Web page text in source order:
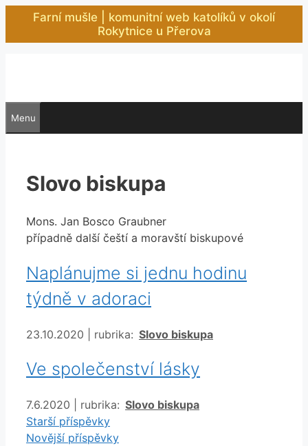
Přeskočit
obsah
Farní mušle | komunitní web katolíků v okolí
Rokytnice u Přerova
Menu
Slovo biskupa
Mons. Jan Bosco Graubner
případně další čeští a moravští biskupové
Naplánujme si jednu hodinu
týdně v adoraci
23.10.2020 rubrika: Rubriky
Slovo biskupa
Ve společenství lásky
7.6.2020 rubrika: Rubriky
Slovo biskupa
Starší příspěvky
Novější příspěvky